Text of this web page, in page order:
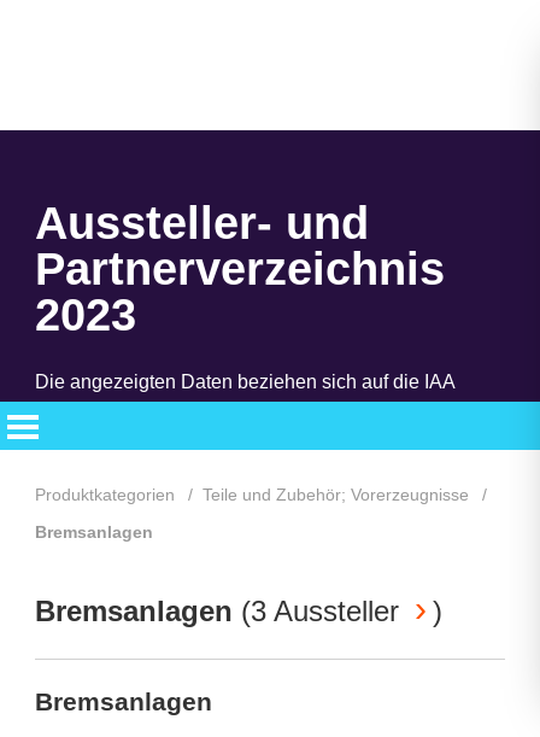
Aussteller- und
Partnerverzeichnis
2023
Die angezeigten Daten beziehen sich auf die IAA
MOBILITY 2023. Das neue Aussteller- und
Partnerverzeichnis steht Ihnen bald zur Verfügung.
Produktkategorien
Teile und Zubehör; Vorerzeugnisse
Bremsanlagen
Bremsanlagen (3 Aussteller )
Bremsanlagen